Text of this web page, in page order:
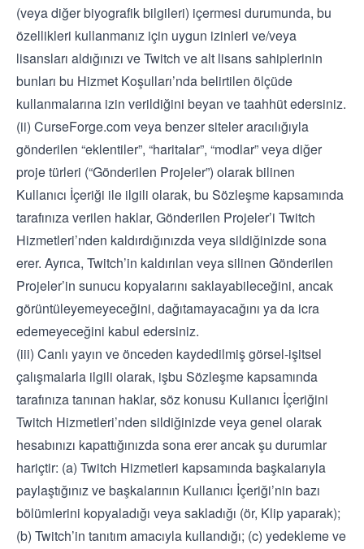
(veya diğer biyografik bilgileri) içermesi durumunda, bu
özellikleri kullanmanız için uygun izinleri ve/veya
lisansları aldığınızı ve Twitch ve alt lisans sahiplerinin
bunları bu Hizmet Koşulları’nda belirtilen ölçüde
kullanmalarına izin verildiğini beyan ve taahhüt edersiniz.
(ii) CurseForge.com veya benzer siteler aracılığıyla
gönderilen “eklentiler”, “haritalar”, “modlar” veya diğer
proje türleri (“Gönderilen Projeler”) olarak bilinen
Kullanıcı İçeriği ile ilgili olarak, bu Sözleşme kapsamında
tarafınıza verilen haklar, Gönderilen Projeler’i Twitch
Hizmetleri’nden kaldırdığınızda veya sildiğinizde sona
erer. Ayrıca, Twitch’in kaldırılan veya silinen Gönderilen
Projeler’in sunucu kopyalarını saklayabileceğini, ancak
görüntüleyemeyeceğini, dağıtamayacağını ya da icra
edemeyeceğini kabul edersiniz.
(iii) Canlı yayın ve önceden kaydedilmiş görsel-işitsel
çalışmalarla ilgili olarak, işbu Sözleşme kapsamında
tarafınıza tanınan haklar, söz konusu Kullanıcı İçeriğini
Twitch Hizmetleri’nden sildiğinizde veya genel olarak
hesabınızı kapattığınızda sona erer ancak şu durumlar
hariçtir: (a) Twitch Hizmetleri kapsamında başkalarıyla
paylaştığınız ve başkalarının Kullanıcı İçeriği’nin bazı
bölümlerini kopyaladığı veya sakladığı (ör, Klip yaparak);
(b) Twitch’in tanıtım amacıyla kullandığı; (c) yedekleme ve